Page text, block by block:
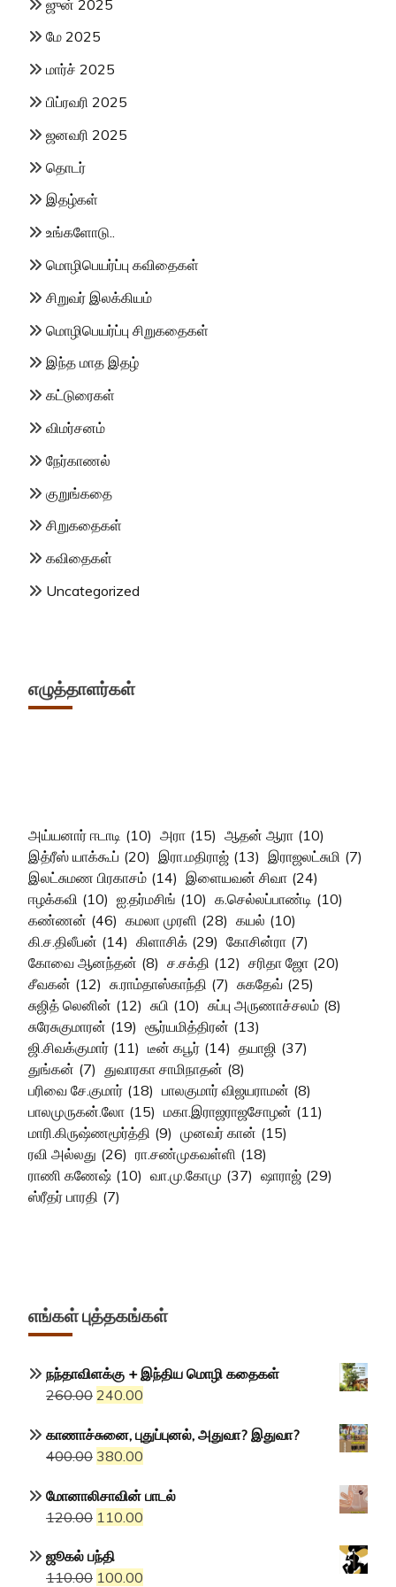
ஜுன் 2025
மே 2025
மார்ச் 2025
பிப்ரவரி 2025
ஜனவரி 2025
தொடர்
இதழ்கள்
உங்களோடு..
மொழிபெயர்ப்பு கவிதைகள்
சிறுவர் இலக்கியம்
மொழிபெயர்ப்பு சிறுகதைகள்
இந்த மாத இதழ்
கட்டுரைகள்
விமர்சனம்
நேர்காணல்
குறுங்கதை
சிறுகதைகள்
கவிதைகள்
Uncategorized
எழுத்தாளர்கள்
அய்யனார் ஈடாடி (10) அரா (15) ஆதன் ஆரா (10)
இத்ரீஸ் யாக்கூப் (20) இரா.மதிராஜ் (13) இராஜலட்சுமி (7)
இலட்சுமண பிரகாசம் (14) இளையவன் சிவா (24)
ஈழக்கவி (10) ஐ.தர்மசிங் (10) க.செல்லப்பாண்டி (10)
கண்ணன் (46) கமலா முரளி (28) கயல் (10)
கி.ச.திலீபன் (14) கிளாசிக் (29) கோசின்ரா (7)
கோவை ஆனந்தன் (8) ச.சக்தி (12) சரிதா ஜோ (20)
சீவகன் (12) சு.ராம்தாஸ்காந்தி (7) சுகதேவ் (25)
சுஜித் லெனின் (12) சுபி (10) சுப்பு அருணாச்சலம் (8)
சுரேசுகுமாரன் (19) சூர்யமித்திரன் (13)
ஜி.சிவக்குமார் (11) டீன் கபூர் (14) தயாஜி (37)
துங்கன் (7) துவாரகா சாமிநாதன் (8)
பரிவை சே.குமார் (18) பாலகுமார் விஜயராமன் (8)
பாலமுருகன்.லோ (15) மகா.இராஜராஜசோழன் (11)
மாரி.கிருஷ்ணமூர்த்தி (9) முனவர் கான் (15)
ரவி அல்லது (26) ரா.சண்முகவள்ளி (18)
ராணி கணேஷ் (10) வா.மு.கோமு (37) ஷாராஜ் (29)
ஸ்ரீதர் பாரதி (7)
எங்கள் புத்தகங்கள்
நந்தாவிளக்கு + இந்திய மொழி கதைகள்
260.00 Original
was:
₹260.00.
240.00
is:
காணாச்சுனை, புதுப்புனல், அதுவா? இதுவா?
400.00 Original
was:
₹400.00.
380.00
is:
மோனாலிசாவின் பாடல்
120.00 Original
was:
₹120.00.
110.00
ஜூகல் பந்தி
110.00 Original
100.00